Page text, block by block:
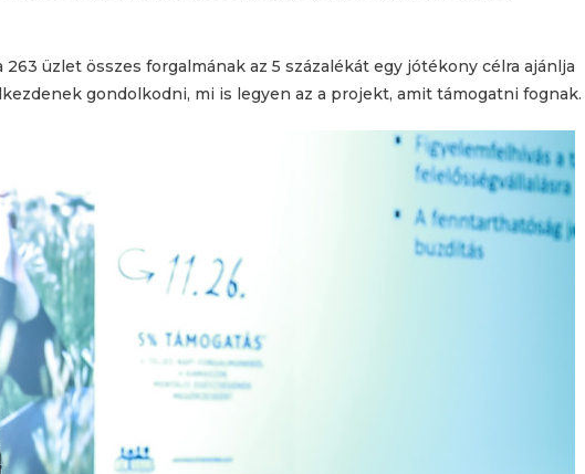
üzlet összes forgalmának az 5 százalékát egy jótékony célra ajánlja
gondolkodni, mi is legyen az a projekt, amit támogatni fognak.